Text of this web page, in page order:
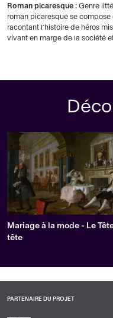
Roman picaresque : Genre
roman picaresque se
racontant l’histoire de héros
vivant en marge de la société
Mariage à la mode - Le
tête
PARTENAIRE DU PROJET